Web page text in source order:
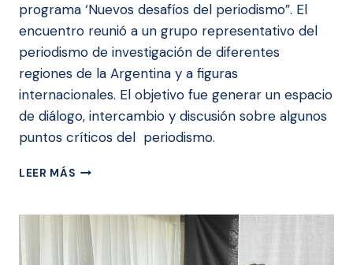
programa ‘Nuevos desafíos del periodismo”. El
encuentro reunió a un grupo representativo del
periodismo de investigación de diferentes
regiones de la Argentina y a figuras
internacionales. El objetivo fue generar un espacio
de diálogo, intercambio y discusión sobre algunos
puntos críticos del periodismo.
LEER MÁSENCUENTRO
DE
INVESTIGACIÓN